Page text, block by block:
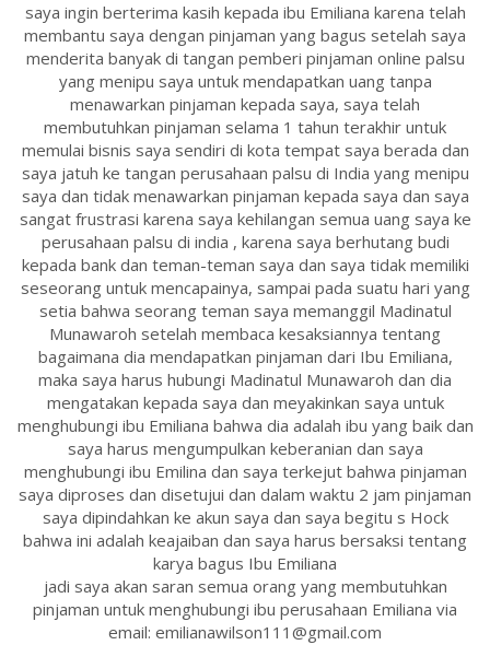
saya ingin berterima kasih kepada ibu Emiliana karena telah
membantu saya dengan pinjaman yang bagus setelah saya
menderita banyak di tangan pemberi pinjaman online palsu
yang menipu saya untuk mendapatkan uang tanpa
menawarkan pinjaman kepada saya, saya telah
membutuhkan pinjaman selama 1 tahun terakhir untuk
memulai bisnis saya sendiri di kota tempat saya berada dan
saya jatuh ke tangan perusahaan palsu di India yang menipu
saya dan tidak menawarkan pinjaman kepada saya dan saya
sangat frustrasi karena saya kehilangan semua uang saya ke
perusahaan palsu di india , karena saya berhutang budi
kepada bank dan teman-teman saya dan saya tidak memiliki
seseorang untuk mencapainya, sampai pada suatu hari yang
setia bahwa seorang teman saya memanggil Madinatul
Munawaroh setelah membaca kesaksiannya tentang
bagaimana dia mendapatkan pinjaman dari Ibu Emiliana,
maka saya harus hubungi Madinatul Munawaroh dan dia
mengatakan kepada saya dan meyakinkan saya untuk
menghubungi ibu Emiliana bahwa dia adalah ibu yang baik dan
saya harus mengumpulkan keberanian dan saya
menghubungi ibu Emilina dan saya terkejut bahwa pinjaman
saya diproses dan disetujui dan dalam waktu 2 jam pinjaman
saya dipindahkan ke akun saya dan saya begitu s Hock
bahwa ini adalah keajaiban dan saya harus bersaksi tentang
karya bagus Ibu Emiliana
jadi saya akan saran semua orang yang membutuhkan
pinjaman untuk menghubungi ibu perusahaan Emiliana via
email: emilianawilson111@gmail.com